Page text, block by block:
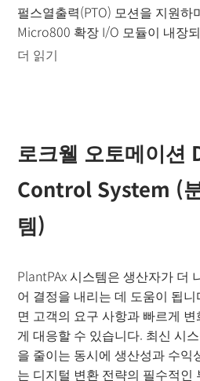
펄스열출력(PTO) 모션을 지원하
Micro800 확장 I/O 모듈이 내장
더 읽기
로크웰 오토메이
Control System (
템)
PlantPAx 시스템은 생산자가 더
어 결정을 내리는 데 도움이 됩
면 고객의 요구 사항과 빠르게
게 대응할 수 있습니다. 최신 시
을 줄이는 동시에 생산성과 수익
는 디지털 변환 전략의 필수적인